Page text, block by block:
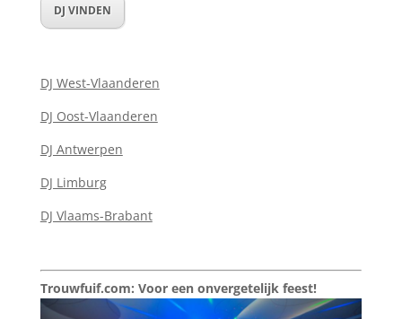
DJ VINDEN
DJ West-Vlaanderen
DJ Oost-Vlaanderen
DJ Antwerpen
DJ Limburg
DJ Vlaams-Brabant
Trouwfuif.com: Voor een onvergetelijk feest!